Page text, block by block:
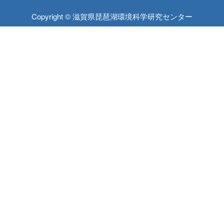
Copyright © 滋賀県琵琶湖環境科学研究センター